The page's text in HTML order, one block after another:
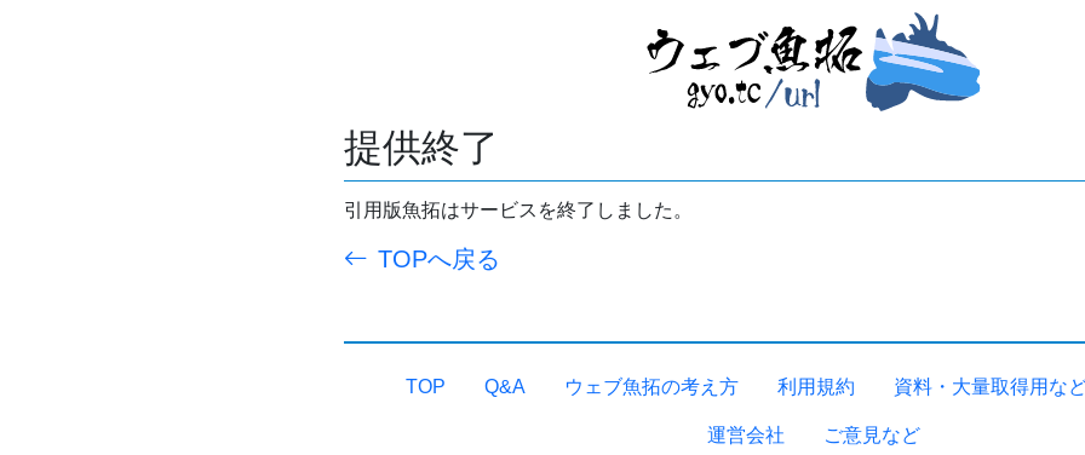
提供終了
引用版魚拓はサービスを終了しました。
TOPへ戻る
TOP Q&A ウェブ魚拓の考え方 利用規約 資料・大量取得用な
運営会社 ご意見など